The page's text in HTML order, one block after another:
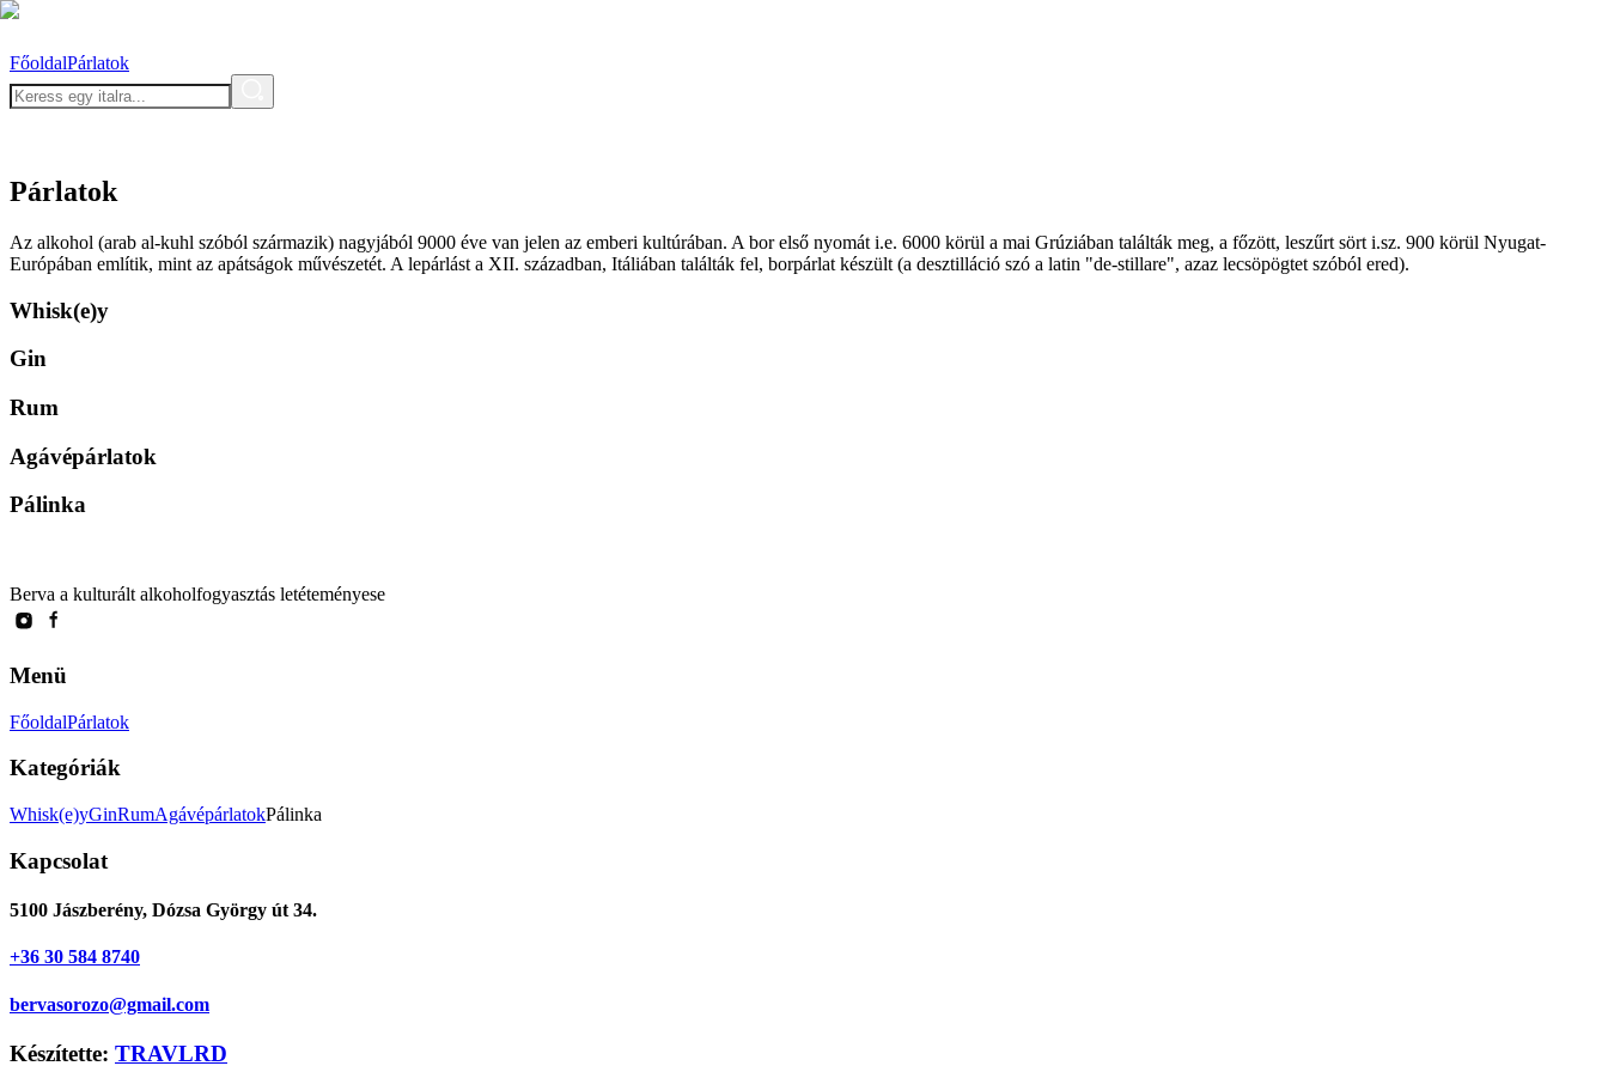
FőoldalPárlatok
Párlatok
Az alkohol (arab al-kuhl szóból származik) nagyjából 9000 éve van jelen az emberi kultúrában. A bor első nyomát i.e. 6000 körül a mai Grúziában találták meg, a főzött, leszűrt sört i.sz. 900 körül Nyugat-
Európában említik, mint az apátságok művészetét. A lepárlást a XII. században, Itáliában találták fel, borpárlat készült (a desztilláció szó a latin "de-stillare", azaz lecsöpögtet szóból ered).
Whisk(e)y
Gin
Rum
Agávépárlatok
Pálinka
Berva a kulturált alkoholfogyasztás letéteményese
Menü
FőoldalPárlatok
Kategóriák
Whisk(e)yGinRumAgávépárlatokPálinka
Kapcsolat
5100 Jászberény, Dózsa György út 34.
+36 30 584 8740
bervasorozo@gmail.com
Készítette: TRAVLRD